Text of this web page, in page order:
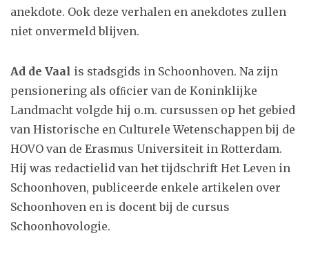
anekdote. Ook deze verhalen en anekdotes zullen
niet onvermeld blijven.
Ad de Vaal is stadsgids in Schoonhoven. Na zijn
pensionering als ofﬁcier van de Koninklijke
Landmacht volgde hij o.m. cursussen op het gebied
van Historische en Culturele Wetenschappen bij de
HOVO van de Erasmus Universiteit in Rotterdam.
Hij was redactielid van het tijdschrift Het Leven in
Schoonhoven, publiceerde enkele artikelen over
Schoonhoven en is docent bij de cursus
Schoonhovologie.